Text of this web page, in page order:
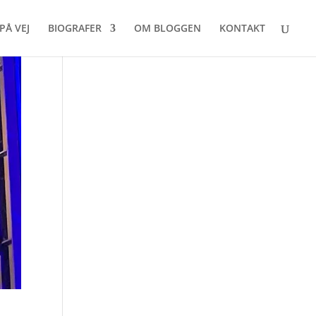
VEJ BIOGRAFER OM BLOGGEN KONTAKT